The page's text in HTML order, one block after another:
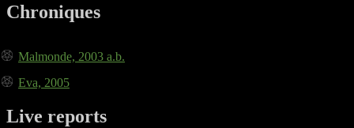
Chroniques
Malmonde, 2003 a.b.
Eva, 2005
Live reports